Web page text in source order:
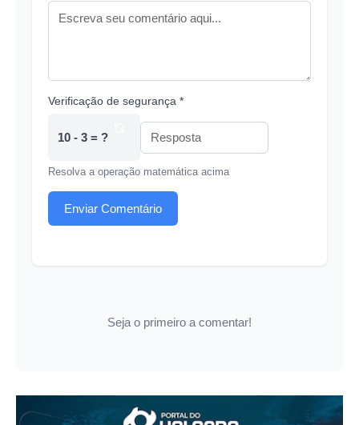
Verificação de segurança *
10 - 3 = ?
Resolva a operação matemática acima
Enviar Comentário
Seja o primeiro a comentar!